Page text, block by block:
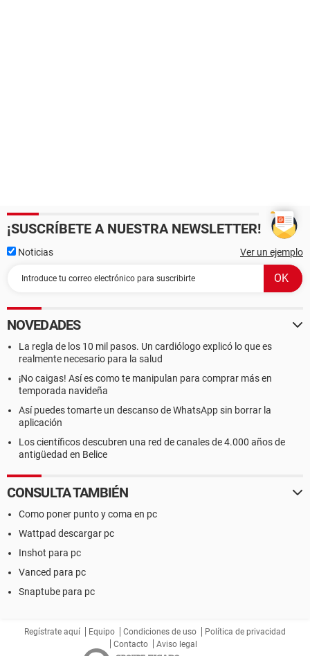
¡SUSCRÍBETE A NUESTRA NEWSLETTER!
Noticias Ver un ejemplo
NOVEDADES
La regla de los 10 mil pasos. Un cardiólogo explicó lo que es
realmente necesario para la salud
¡No caigas! Así es como te manipulan para comprar más en
temporada navideña
Así puedes tomarte un descanso de WhatsApp sin borrar la
aplicación
Los científicos descubren una red de canales de 4.000 años de
antigüedad en Belice
CONSULTA TAMBIÉN
Como poner punto y coma en pc
Wattpad descargar pc
Inshot para pc
Vanced para pc
Snaptube para pc
Regístrate aquí Equipo Condiciones de uso
Política de privacidad
Contacto
Aviso legal